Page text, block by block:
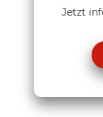
Jetzt